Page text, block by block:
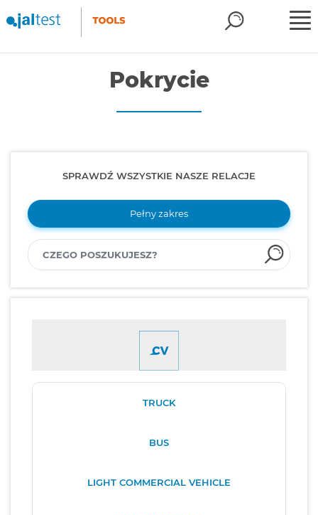
Pokrycie
SPRAWDŹ WSZYSTKIE NASZE RELACJE
Pełny zakres
TRUCK
BUS
LIGHT COMMERCIAL VEHICLE